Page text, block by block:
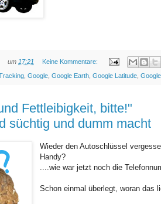
um 17:21 Keine Kommentare:
Google Google Earth Google Latitude
Fettleibigkeit, bitte!"
süchtig und dumm macht
Wieder den Autoschlüssel
Handy?
....wie war jetzt noch die
Schon einmal überlegt, woran das